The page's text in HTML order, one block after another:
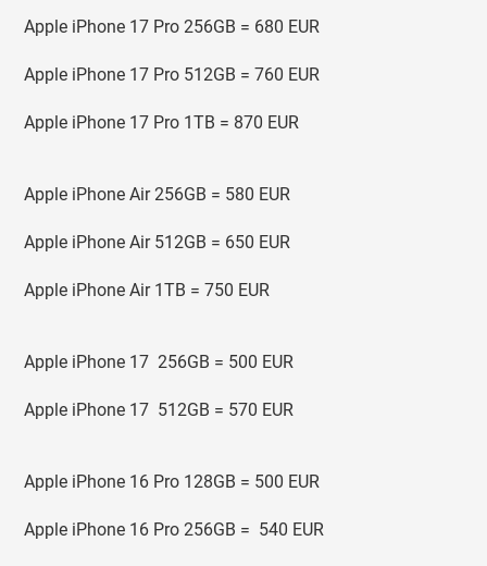
Apple iPhone 17 Pro 256GB = 680 EUR
Apple iPhone 17 Pro 512GB = 760 EUR
Apple iPhone 17 Pro 1TB = 870 EUR
Apple iPhone Air 256GB = 580 EUR
Apple iPhone Air 512GB = 650 EUR
Apple iPhone Air 1TB = 750 EUR
Apple iPhone 17 256GB = 500 EUR
Apple iPhone 17 512GB = 570 EUR
Apple iPhone 16 Pro 128GB = 500 EUR
Apple iPhone 16 Pro 256GB = 540 EUR